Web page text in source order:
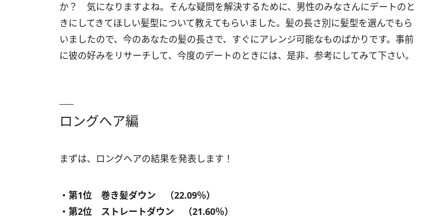
か？ 気になりますよね。そんな疑問を解決するために、男性のみなさんにデートのと
きにしてきてほしい髪型について教えてもらいました。髪の長さ別に髪型を選んでもら
いましたので、今のあなたの髪の長さで、すぐにアレンジ可能なものばかりです。事前
に彼の好みをリサーチして、今度のデートのときには、是非、参考にしてみて下さい。
ロングへア編
まずは、ロングヘアの結果を発表します！
・第1位 巻き髪ダウン （22.09％）
・第2位 ストレートダウン （21.60％）